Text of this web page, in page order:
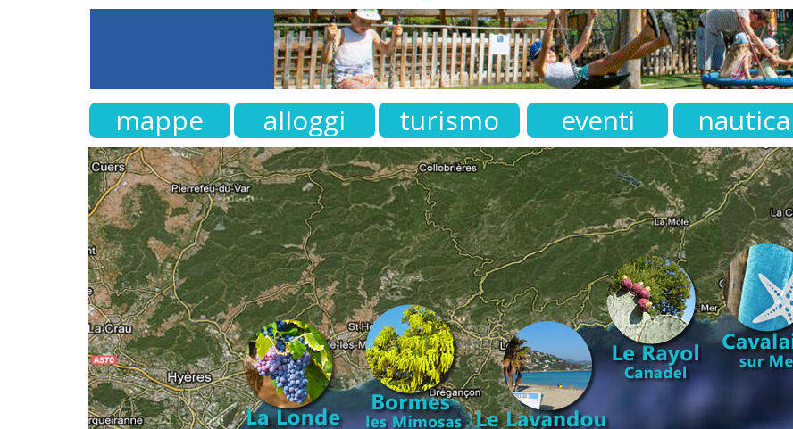
mappe alloggi turismo eventi nautica